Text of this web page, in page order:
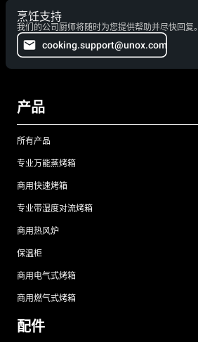
烹饪支持
我们的公司厨师将随时为您提供帮助并尽快回复。
cooking.support@unox.com
产品
所有产品
专业万能蒸烤箱
商用快速烤箱
专业带湿度对流烤箱
商用热风炉
保温柜
商用电气式烤箱
商用燃气式烤箱
配件